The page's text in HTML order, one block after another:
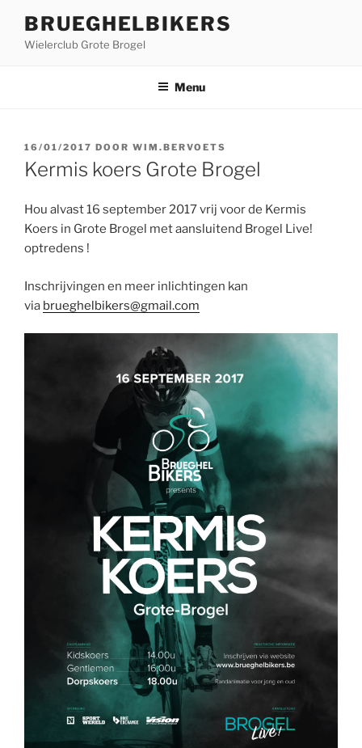
BRUEGHELBIKERS
Wielerclub Grote Brogel
Menu
GEPLAATST
OP
16/01/2017 DOOR WIM.BERVOETS
Kermis koers Grote Brogel
Hou alvast 16 september 2017 vrij voor de Kermis
Koers in Grote Brogel met aansluitend Brogel Live!
optredens !
Inschrijvingen en meer inlichtingen kan
via brueghelbikers@gmail.com